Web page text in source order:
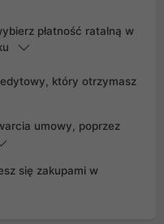
płatność ratalną w
który otrzymasz
umowy, poprzez
się zakupami w